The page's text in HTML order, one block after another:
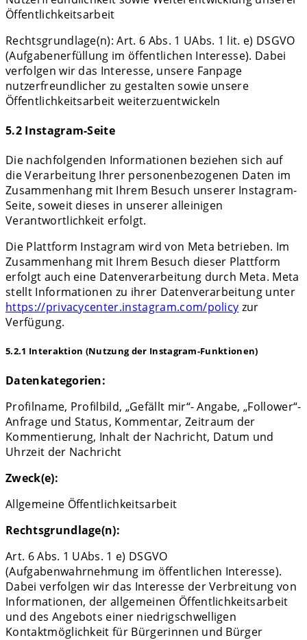
Öffentlichkeitsarbeit
Rechtsgrundlage(n): Art. 6 Abs. 1 UAbs. 1 lit. e) DSGVO
(Aufgabenerfüllung im öffentlichen Interesse). Dabei
verfolgen wir das Interesse, unsere Fanpage
nutzerfreundlicher zu gestalten sowie unsere
Öffentlichkeitsarbeit weiterzuentwickeln
5.2 Instagram-Seite
Die nachfolgenden Informationen beziehen sich auf
die Verarbeitung Ihrer personenbezogenen Daten im
Zusammenhang mit Ihrem Besuch unserer Instagram-
Seite, soweit dieses in unserer alleinigen
Verantwortlichkeit erfolgt.
Die Plattform Instagram wird von Meta betrieben. Im
Zusammenhang mit Ihrem Besuch dieser Plattform
erfolgt auch eine Datenverarbeitung durch Meta. Meta
stellt Informationen zu ihrer Datenverarbeitung unter
https://privacycenter.instagram.com/policy zur
Verfügung.
5.2.1 Interaktion (Nutzung der Instagram-Funktionen)
Datenkategorien:
Profilname, Profilbild, „Gefällt mir“- Angabe, „Follower“-
Anfrage und Status, Kommentar, Zeitraum der
Kommentierung, Inhalt der Nachricht, Datum und
Uhrzeit der Nachricht
Zweck(e):
Allgemeine Öffentlichkeitsarbeit
Rechtsgrundlage(n):
Art. 6 Abs. 1 UAbs. 1 e) DSGVO
(Aufgabenwahrnehmung im öffentlichen Interesse).
Dabei verfolgen wir das Interesse der Verbreitung von
Informationen, der allgemeinen Öffentlichkeitsarbeit
und des Angebots einer niedrigschwelligen
Kontaktmöglichkeit für Bürgerinnen und Bürger